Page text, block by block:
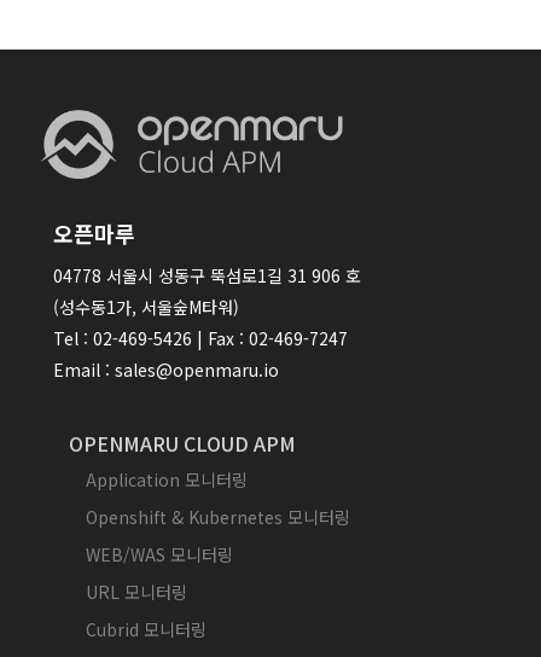
오픈마루
04778 서울시 성동구 뚝섬로1길 31 906 호
(성수동1가, 서울숲M타워)
Tel : 02-469-5426 | Fax : 02-469-7247
Email : sales@openmaru.io
OPENMARU CLOUD APM
Application 모니터링
Openshift & Kubernetes 모니터링
WEB/WAS 모니터링
URL 모니터링
Cubrid 모니터링